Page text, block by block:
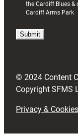
i
)
the Cardiff Blues &
Cardiff Arms Park
© 2024 Content
Copyright SFMS
Privacy & Cookies